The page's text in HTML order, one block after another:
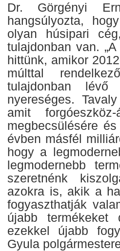
Dr. Görgényi
hangsúlyozta,
olyan húsipari
tulajdonban van.
hittünk, amikor
múlttal
tulajdonban
nyereséges.
amit
megbecsülésére
évben másfél
hogy a
legmodernebb
szeretnénk
azokra is, akik a
fogyaszthatják
újabb
ezekkel újabb
Gyula